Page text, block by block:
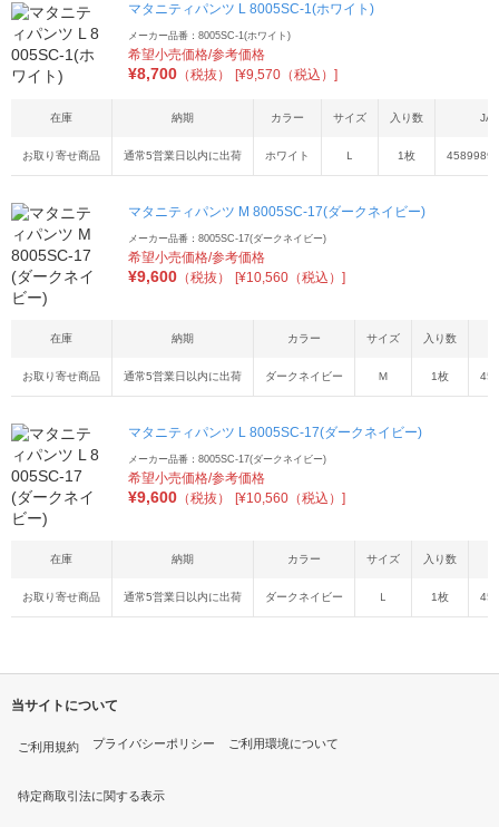
マタニティパンツ L 8005SC-1(ホワイト)
メーカー品番：8005SC-1(ホワイト)
希望小売価格/参考価格
¥8,700 （税抜） [¥9,570（税込）]
在庫 納期 カラー サイズ 入り数
お取り寄せ商品 通常5営業日以内に出荷 ホワイト Ｌ 1枚
マタニティパンツ M 8005SC-17(ダークネイビー)
メーカー品番：8005SC-17(ダークネイビー)
希望小売価格/参考価格
¥9,600 （税抜） [¥10,560（税込）]
在庫 納期 カラー サイズ 入り数
お取り寄せ商品 通常5営業日以内に出荷 ダークネイビー Ｍ 1枚
マタニティパンツ L 8005SC-17(ダークネイビー)
メーカー品番：8005SC-17(ダークネイビー)
希望小売価格/参考価格
¥9,600 （税抜） [¥10,560（税込）]
在庫 納期 カラー サイズ 入り数
お取り寄せ商品 通常5営業日以内に出荷 ダークネイビー Ｌ 1枚
当サイトについて
ご利用規約 プライバシーポリシー ご利用環境について
特定商取引法に関する表示